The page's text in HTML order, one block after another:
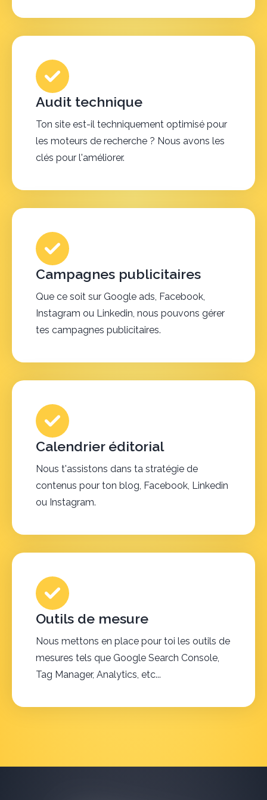
Audit technique
Ton site est-il techniquement optimisé pour
les moteurs de recherche ? Nous avons les
clés pour l'améliorer.
Campagnes publicitaires
Que ce soit sur Google ads, Facebook,
Instagram ou Linkedin, nous pouvons gérer
tes campagnes publicitaires.
Calendrier éditorial
Nous t'assistons dans ta stratégie de
contenus pour ton blog, Facebook, Linkedin
ou Instagram.
Outils de mesure
Nous mettons en place pour toi les outils de
mesures tels que Google Search Console,
Tag Manager, Analytics, etc...